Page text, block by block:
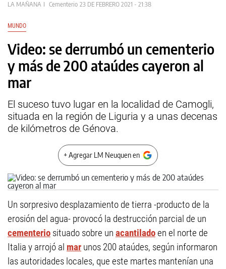
LA MAÑANA Cementerio 23 DE FEBRERO 2021 - 21:38
MUNDO
Video: se derrumbó un cementerio
y más de 200 ataúdes cayeron al
mar
El suceso tuvo lugar en la localidad de Camogli,
situada en la región de Liguria y a unas decenas
de kilómetros de Génova.
+ Agregar LM Neuquen en
Un sorpresivo desplazamiento de tierra -producto de la
erosión del agua- provocó la destrucción parcial de un
cementerio situado sobre un acantiladoen el norte de
Italia y arrojó al mar unos 200 ataúdes, según informaron
las autoridades locales, que este martes mantenían una